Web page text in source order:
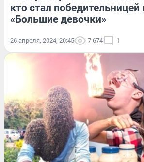
кто стал победительницей
«Большие девочки»
26 апреля, 2024, 20:45 7 674 1